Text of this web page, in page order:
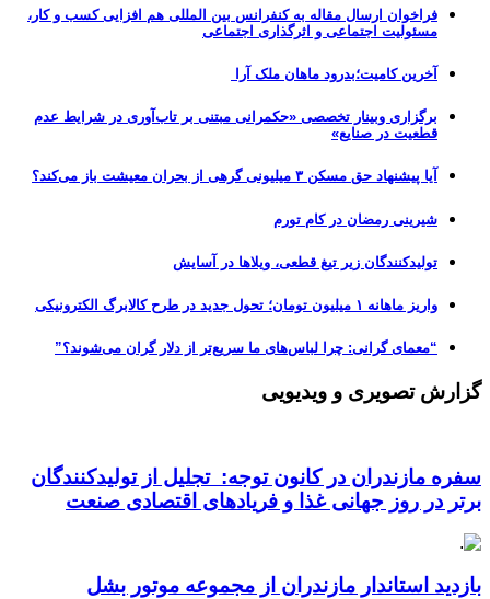
فراخوان ارسال مقاله به کنفرانس بین المللی هم افزایی کسب و کار،
مسئولیت اجتماعی و اثرگذاری اجتماعی
آخرین کامیت؛بدرود ماهان ملک آرا
برگزاری وبینار تخصصی «حکمرانی مبتنی بر تاب‌آوری در شرایط عدم
قطعیت در صنایع»
آیا پیشنهاد حق مسکن ۳ میلیونی گرهی از بحران معیشت باز می‌کند؟
شیرینی رمضان در کام تورم
تولیدکنندگان زیر تیغ قطعی، ویلاها در آسایش
واریز ماهانه ۱ میلیون تومان؛ تحول جدید در طرح کالابرگ الکترونیکی
“معمای گرانی: چرا لباس‌های ما سریع‌تر از دلار گران می‌شوند؟”
گزارش تصویری و ویدیویی
سفره مازندران در کانون توجه: تجلیل از تولیدکنندگان
برتر در روز جهانی غذا و فریادهای اقتصادی صنعت
بازدید استاندار مازندران از مجموعه موتور بشل